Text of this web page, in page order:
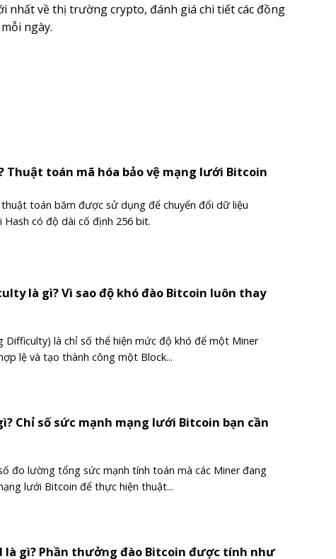
nhất về thị trường crypto, đánh giá chi tiết các đồng
ngày.
Thuật toán mã hóa bảo vệ mạng lưới Bitcoin
toán băm được sử dụng để chuyển đổi dữ liệu
có độ dài cố định 256 bit.
là gì? Vì sao độ khó đào Bitcoin luôn thay
Difficulty) là chỉ số thể hiện mức độ khó để một Miner
lệ và tạo thành công một Block...
Chỉ số sức mạnh mạng lưới Bitcoin bạn cần
đo lường tổng sức mạnh tính toán mà các Miner đang
lưới Bitcoin để thực hiện thuật...
là gì? Phần thưởng đào Bitcoin được tính như